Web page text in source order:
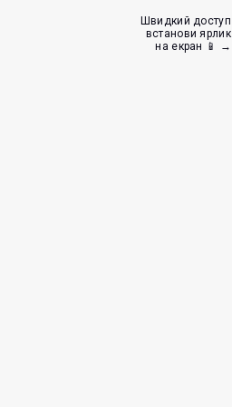
Швидкий доступ
встанови ярлик
на екран 📱 →